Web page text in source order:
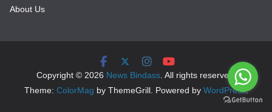
About Us
Copyright © 2026 News Bindass. All rights reserved.
Theme: ColorMag by ThemeGrill. Powered by WordPress.